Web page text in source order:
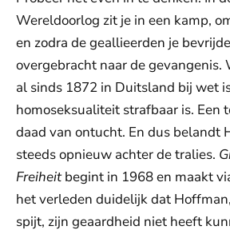
Wereldoorlog zit je in een kamp,
en zodra de geallieerden je
overgebracht naar de gevangenis.
al sinds 1872 in Duitsland bij wet
homoseksualiteit strafbaar is. Een
daad van ontucht. En dus belandt
steeds opnieuw achter de tralies.
Freiheitbegint in 1968 en maakt
het verleden duidelijk dat
spijt, zijn geaardheid niet heeft